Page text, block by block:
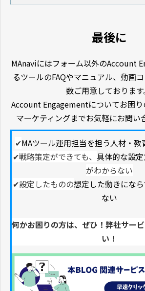
最後に
MAnaviにはフォーム以外のAccount
るツールのFAQやマニュアル、動画
数ご用意しております
Account Engagementについてお困
マーケティングまでお気軽にお問い
✔MAツール運用担当を担う人材・教
✔戦略策定ができても、 具体的な設
がわからない
✔設定したものの想定した動きにな
ない
何かお困りの方は、ぜひ！弊社サー
い！